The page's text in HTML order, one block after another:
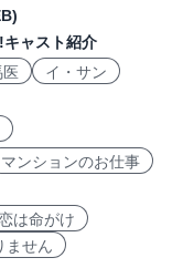
キャスト紹介
医
イ・サン
マンションのお仕事
は命がけ
ません